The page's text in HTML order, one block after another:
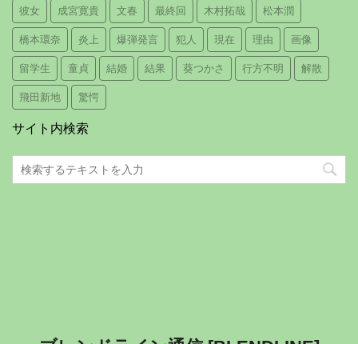
彼女 成宮寛貴 文春 最終回 木村拓哉 松本潤
橋本環奈 炎上 爆弾発言 犯人 現在 理由 画像
留学生 童貞 結婚 結果 葵つかさ 行方不明 解散
飛田新地 驚愕
サイト内検索